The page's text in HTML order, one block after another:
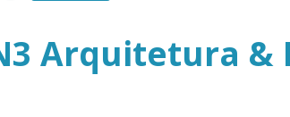
Arquitetura &